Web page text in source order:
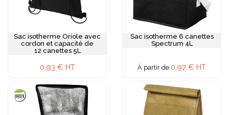
Sac isotherme Oriole avec
cordon et capacité de
12 canettes 5L
0,93 € HT
Sac isotherme 6 canettes
Spectrum 4L
À partir de 0,97 € HT